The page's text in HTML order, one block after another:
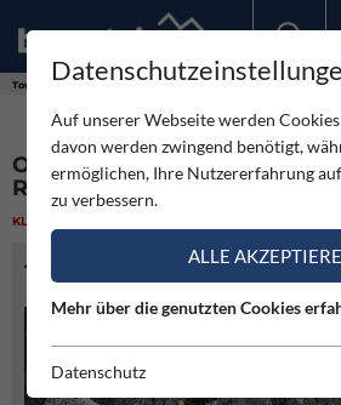
Touren Ostgrat und Ostwand Totenköpfl -
OSTGRAT UND OSTWAND
REICHENSTEIN
KLETTERN
TOURENINFO
Auf unserer Webseite werden
davon werden zwingend benötigt,
ermöglichen, Ihre Nutzererfahrung
zu verbessern.
ALLE
Mehr über die genutzten Cookies
Datenschutz